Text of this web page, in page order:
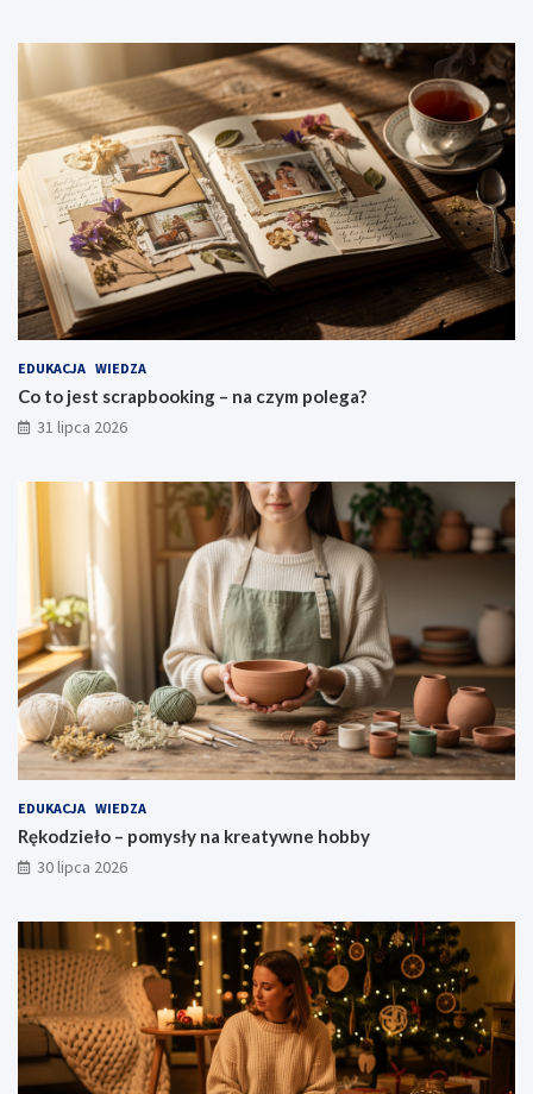
EDUKACJA WIEDZA
Co to jest scrapbooking – na czym polega?
31 lipca 2026
EDUKACJA WIEDZA
Rękodzieło – pomysły na kreatywne hobby
30 lipca 2026